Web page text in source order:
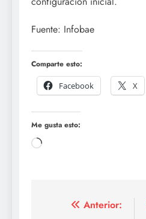
Fuente: Infobae
Comparte esto:
Facebook
X
Me gusta esto:
Cargando...
Navegación
Anterior: